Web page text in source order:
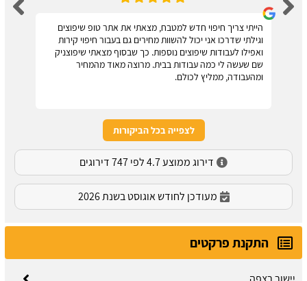
הייתי צריך חיפוי חדש למטבח, מצאתי את אתר טופ שיפוצים
וגילתי שדרכו אני יכול להשוות מחירים גם בעבור חיפוי קירות
ואפילו לעבודות שיפוצים נוספות. כך שבסוף מצאתי שיפוצניק
שם שעשה לי כמה עבודות בבית. מרוצה מאוד מהמחיר
ומהעבודה, ממליץ לכולם.
לצפייה בכל הביקורות
דירוג ממוצע 4.7 לפי 747 דירוגים
מעודכן לחודש אוגוסט בשנת 2026
התקנת פרקטים